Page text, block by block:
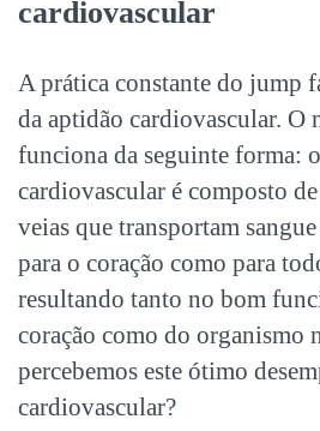
cardiovascular
A prática constante do jump
da aptidão cardiovascular. O
funciona da seguinte forma:
cardiovascular é composto
veias que transportam
para o coração como para
resultando tanto no bom
coração como do organismo
percebemos este ótimo
cardiovascular?